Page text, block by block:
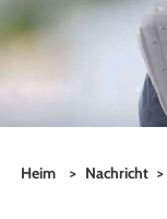
Heim > Nachricht >